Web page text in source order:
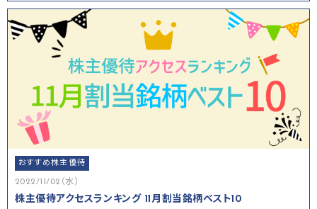
おすすめ株主優待
2022/11/02（水）
株主優待アクセスランキング 11月割当銘柄ベスト10